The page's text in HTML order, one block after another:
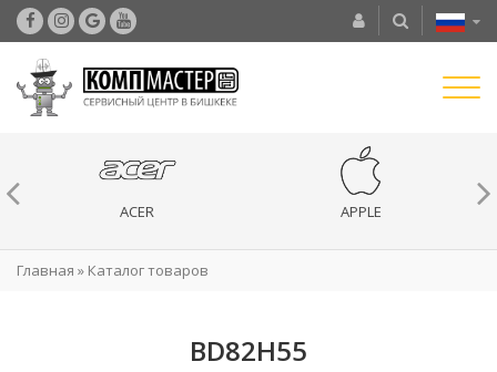
ACER APPLE
Главная » Каталог товаров
BD82H55